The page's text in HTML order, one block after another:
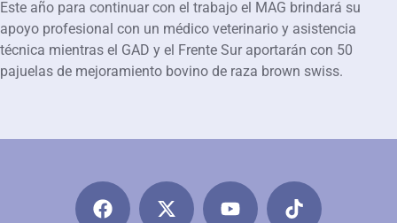
Este año para continuar con el trabajo el MAG brindará su
apoyo profesional con un médico veterinario y asistencia
técnica mientras el GAD y el Frente Sur aportarán con 50
pajuelas de mejoramiento bovino de raza brown swiss.